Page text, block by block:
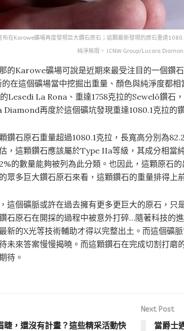
在Karowe礦場再度發現巨大鑽石原石；這顆最新發現的原石重達
純淨無瑕。 (CNW Group/Lucara
的Karowe礦場可說是近期來最受注目的一個鑽
在這個礦場當中挖掘出重量、顏色與純淨度都相
Lesedi La Rona、重達1758克拉的Sewelô鑽石
Diamond再度於這個礦坑發現重達1080.1克拉的
鑽石原石重量超過1080.1克拉，長寬高分別為
，這顆鑽石應該屬於Type IIa等級，其成分相當
的數量能夠被列為此分類。也因此，這顆原石
眾多巨大鑽石原石來看，這顆鑽石的重量排得上
這個礦脈或許在過去擁有更多更巨大的原石，只
石原石在開採的過程中被意外打碎…隨著科技的
新的X光等技術輔助才得以完整出土。而這個礦
未來答案慢慢揭曉。而這顆鑽石在完成切割打磨
待。
睫，還沒有計畫？這些精采活動快
Next Post
當爵士